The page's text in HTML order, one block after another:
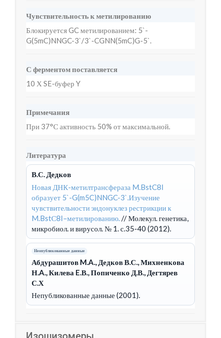
Чувствительность к метилированию
Блокируется GC метилированием: 5`-
G(5mC)NNGC-3`/3`-CGNN(5mC)G-5`.
С ферментом поставляется
10 Х SE-буфер Y
Примечания
При 37°С активность 50% от максимальной.
Литература
В.С. Дедков
Новая ДНК-метилтрансфераза M.BstC8I
образует 5`-G(m5C)NNGC-3`.Изучение
чувствительности эндонуклез рестрикции к
M.BstС8I–метилированию. // Молекул. генетика,
микробиол. и вирусол. № 1. с.35-40 (2012).
Неопубликованные данные
Абдурашитов M.A., Дедков В.С., Михненкова
Н.A., Килева E.В., Попиченко Д.В., Дегтярев
С.Х
Непубликованные данные (2001).